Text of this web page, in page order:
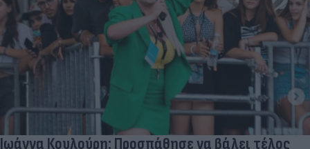
Ιωάννα Κουλούρη: Προσπάθησε να βάλει τέλος